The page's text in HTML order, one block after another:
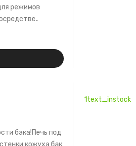
режимов
1text_instock
бака!Печь под
кожуха бак